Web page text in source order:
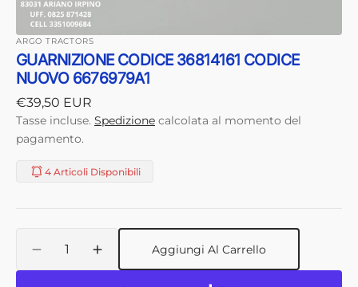
ARGO TRACTORS
GUARNIZIONE CODICE 36814161 CODICE
NUOVO 6676979A1
Prezzo
di
listino
€39,50 EUR
Tasse incluse. Spedizione calcolata al momento del
pagamento.
4 Articoli Disponibili
Diminuisci
quantità
Aumenta
quantità
Aggiungi Al Carrello